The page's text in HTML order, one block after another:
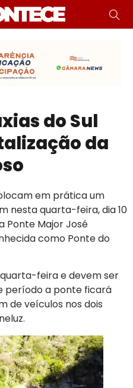
do Sul
da
em prática um
nesta quarta-feira, dia 10
Ponte Major José
como Ponte do
feira e devem ser
período a ponte ficará
de veículos nos dois